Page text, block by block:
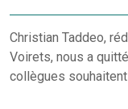
Christian Taddeo,
Voirets, nous a
collègues